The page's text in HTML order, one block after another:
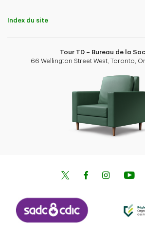
Index du site
Tour TD – Bureau de la
66 Wellington Street West, Toronto,